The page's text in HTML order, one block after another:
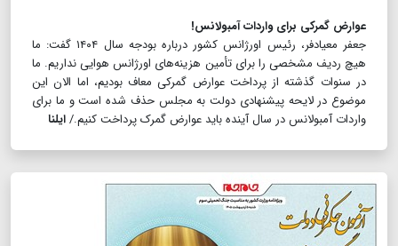
عوارض گمرکی برای واردات آمبولانس!
جعفر معیادفر، رئیس اورژانس کشور درباره بودجه سال ۱۴۰۴ گفت: ما
هیچ ردیف مشخصی را برای تأمین هزینه‌های اورژانس هوایی نداریم. ما
در سنوات گذشته از پرداخت عوارض گمرکی معاف بودیم، اما الان این
موضوع در لایحه پیشنهادی دولت به مجلس حذف شده است و ما برای
واردات آمبولانس در سال آینده باید عوارض گمرک پرداخت کنیم./ایلنا